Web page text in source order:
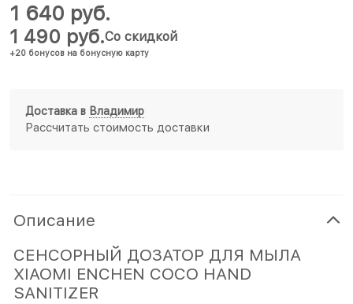
1 490 руб.
+20 бонусов на бонусную карту
Со скидкой
1 640 руб.
Доставка в Владимир
Рассчитать стоимость доставки
Описание
СЕНСОРНЫЙ ДОЗАТОР ДЛЯ МЫЛА
XIAOMI ENCHEN COCO HAND
SANITIZER